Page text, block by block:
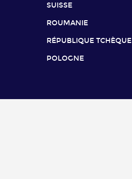
SUISSE
ROUMANIE
RÉPUBLIQUE TCHÈQUE
POLOGNE